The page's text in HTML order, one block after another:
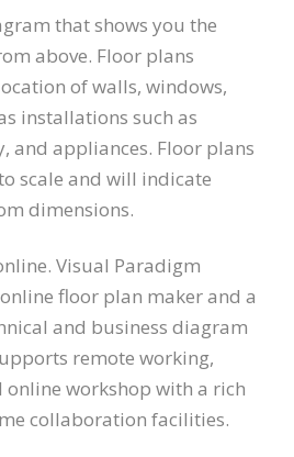
that shows you the
above. Floor plans
of walls, windows,
installations such as
and appliances. Floor plans
scale and will indicate
dimensions.
Visual Paradigm
floor plan maker and a
and business diagram
remote working,
workshop with a rich
collaboration facilities.